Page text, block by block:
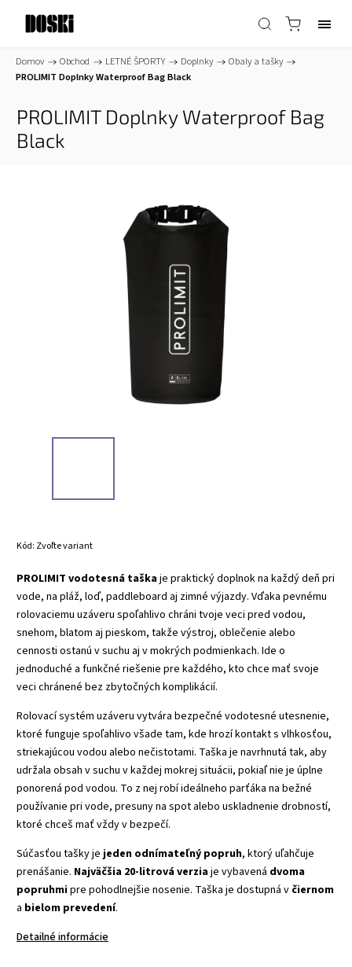
Domov / Obchod / LETNÉ ŠPORTY / Doplnky / Obaly a tašky /
PROLIMIT Doplnky Waterproof Bag Black
PROLIMIT Doplnky Waterproof Bag
Black
Kód: Zvoľte variant
PROLIMIT vodotesná taškaje praktický doplnok na každý deň pri
vode, na pláž, loď, paddleboard aj zimné výjazdy. Vďaka pevnému
rolovaciemu uzáveru spoľahlivo chráni tvoje veci pred vodou,
snehom, blatom aj pieskom, takže výstroj, oblečenie alebo
cennosti ostanú v suchu aj v mokrých podmienkach. Ide o
jednoduché a funkčné riešenie pre každého, kto chce mať svoje
veci chránené bez zbytočných komplikácií.
Rolovací systém uzáveru vytvára bezpečné vodotesné utesnenie,
ktoré funguje spoľahlivo všade tam, kde hrozí kontakt s vlhkosťou,
striekajúcou vodou alebo nečistotami. Taška je navrhnutá tak, aby
udržala obsah v suchu v každej mokrej situácii, pokiaľ nie je úplne
ponorená pod vodou. To z nej robí ideálneho parťáka na bežné
používanie pri vode, presuny na spot alebo uskladnenie drobností,
ktoré chceš mať vždy v bezpečí.
Súčasťou tašky je jeden odnímateľný popruh, ktorý uľahčuje
prenášanie. Najväčšia 20-litrová verziaje vybavená dvoma
popruhmipre pohodlnejšie nosenie. Taška je dostupná v čiernom
a bielom prevedení.
Detailné informácie